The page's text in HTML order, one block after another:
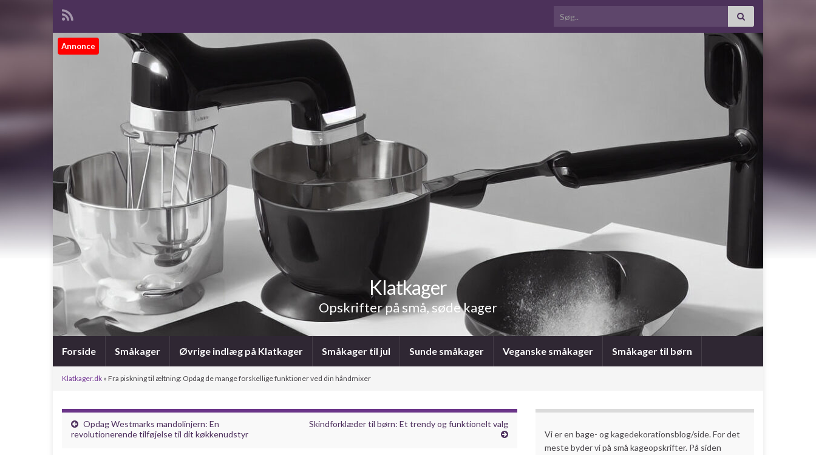
Search for:
Annonce
Klatkager
Opskrifter på små, søde kager
Forside Småkager Øvrige indlæg på Klatkager Småkager til jul Sunde småkager Veganske småkager Småkager til børn
Klatkager.dk » Fra piskning til æltning: Opdag de mange forskellige funktioner ved din håndmixer
Opdag Westmarks mandolinjern: En
revolutionerende tilføjelse til dit køkkenudstyr
Skindforklæder til børn: Et trendy og funktionelt valg
Vi er en bage- og kagedekorationsblog/side. For det
meste byder vi på små kageopskrifter. På siden